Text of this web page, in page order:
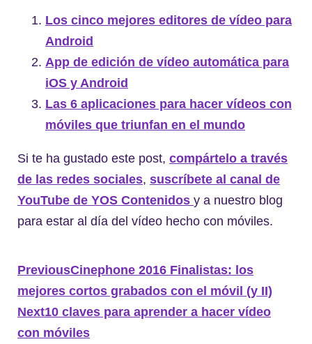
Los cinco mejores editores de vídeo para
Android
App de edición de vídeo automática para
iOS y Android
Las 6 aplicaciones para hacer vídeos con
móviles que triunfan en el mundo
Si te ha gustado este post, compártelo a través
de las redes sociales, suscríbete al canal de
YouTube de YOS Contenidos y a nuestro blog
para estar al día del vídeo hecho con móviles.
PreviousCinephone 2016 Finalistas: los
mejores cortos grabados con el móvil (y II)
Next10 claves para aprender a hacer vídeo
con móviles